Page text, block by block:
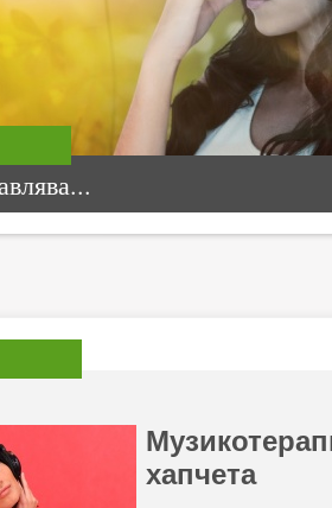
хапчета